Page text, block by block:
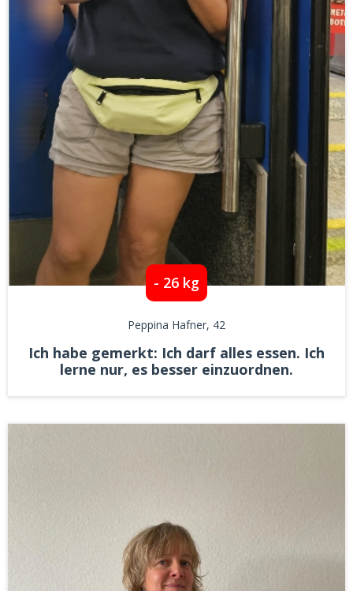
- 26 kg
Peppina Hafner, 42
Ich habe gemerkt: Ich darf alles essen. Ich
lerne nur, es besser einzuordnen.